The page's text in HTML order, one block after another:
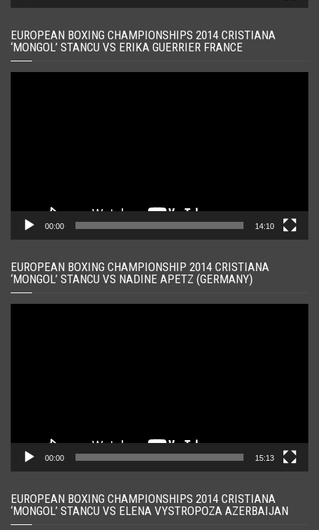
EUROPEAN BOXING CHAMPIONSHIPS 2014 CRISTIANA
‘MONGOL’ STANCU VS ERIKA GUERRIER FRANCE
00:00 14:10
EUROPEAN BOXING CHAMPIONSHIP 2014 CRISTIANA
‘MONGOL’ STANCU VS NADINE APETZ (GERMANY)
00:00 15:13
EUROPEAN BOXING CHAMPIONSHIPS 2014 CRISTIANA
‘MONGOL’ STANCU VS ELENA VYSTROPOZA AZERBAIJAN